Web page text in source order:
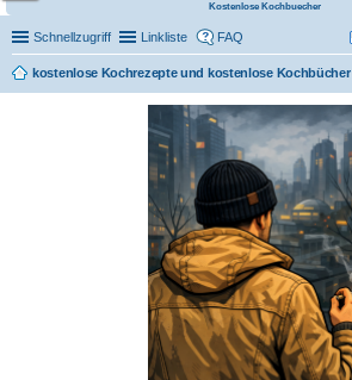
Kostenlose Kochbuecher
Schnellzugriff Linkliste FAQ
kostenlose Kochrezepte und kostenlose Kochbücher